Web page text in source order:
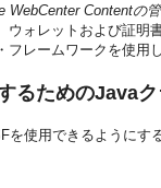
WebCenter Contentの
ウォレットおよび証明
フレームワークを使用
るためのJava
使用できるように